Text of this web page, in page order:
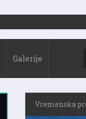
Galerije
Vremenska